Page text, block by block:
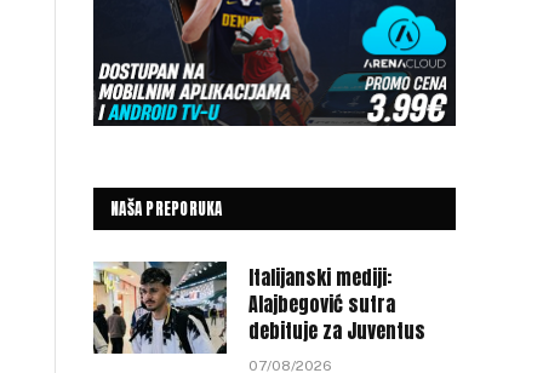
NAŠA PREPORUKA
Italijanski mediji:
Alajbegović sutra
debituje za Juventus
07/08/2026